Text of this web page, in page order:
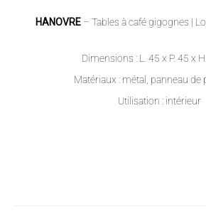
HANOVRE – Tables à café gigognes |
Dimensions : L. 45 x P. 45 x
Matériaux : métal, panneau de
Utilisation : intérieur